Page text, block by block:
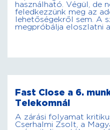
használható. Végül, de
feledkezzünk meg az
lehetőségekről sem. A
megpróbálja eloszlatni
Fast Close a 6.
Telekomnál
A zárási folyamat
Cserhalmi Zsolt, a